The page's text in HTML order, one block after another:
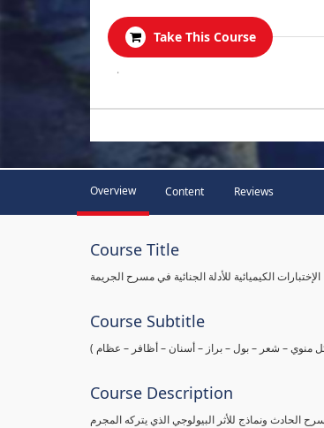
Take This Course
.
Overview Content Reviews
Course Title
الإختبارات الكيميائية للأدلة الجنائية في مسرح الجريمة
Course Subtitle
منوي – شعر – بول – براز – أسنان – أظافر – عظام
Course Description
الحادث ونماذج للأثر البيولوجي الذي يتركه المجرم